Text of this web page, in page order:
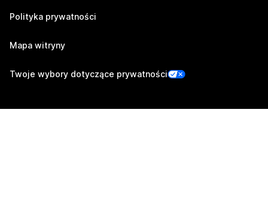
Polityka prywatności
Mapa witryny
Twoje wybory dotyczące prywatności